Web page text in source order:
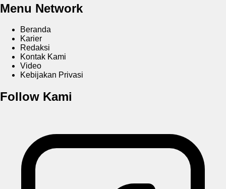
Menu Network
Beranda
Karier
Redaksi
Kontak Kami
Video
Kebijakan Privasi
Follow Kami